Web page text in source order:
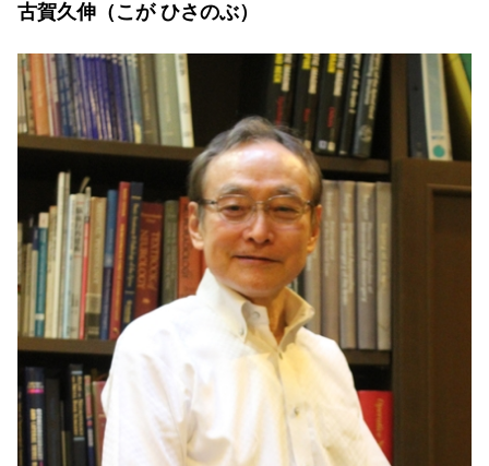
古賀久伸（こが ひさのぶ）